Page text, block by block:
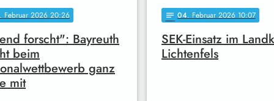
. Februar 2026 20:26
forscht": Bayreuth
beim
ganz
mit
notes 04. Februar 2026 10:07
SEK-Einsatz im
Lichtenfels